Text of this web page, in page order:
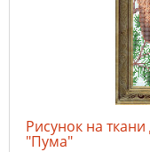
Рисунок на
"Пума"